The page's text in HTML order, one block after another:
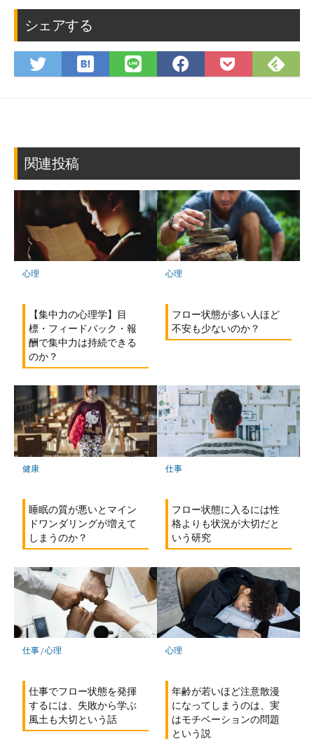
シェアする
Twitter
で
は
て
ク
ー
ク
に
保
存
LINE
で
Facebook
で
Pocket
に
で
関連投稿
心理
【集中力の心理学】目
標・フィードバック・報
酬で集中力は持続できる
のか？
心理
フロー状態が多い人ほど
不安も少ないのか？
健康
睡眠の質が悪いとマイン
ドワンダリングが増えて
しまうのか？
仕事
フロー状態に入るには性
格よりも状況が大切だと
いう研究
仕事/心理
仕事でフロー状態を発揮
するには、失敗から学ぶ
風土も大切という話
心理
年齢が若いほど注意散漫
になってしまうのは、実
はモチベーションの問題
という説